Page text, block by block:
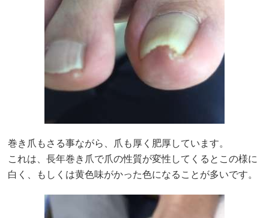
巻き爪もさる事ながら、爪も厚く肥厚しています。
これは、長年巻き爪で爪の性質が変性してくるとこの様に
白く、もしくは黄色味がかった色になることが多いです。